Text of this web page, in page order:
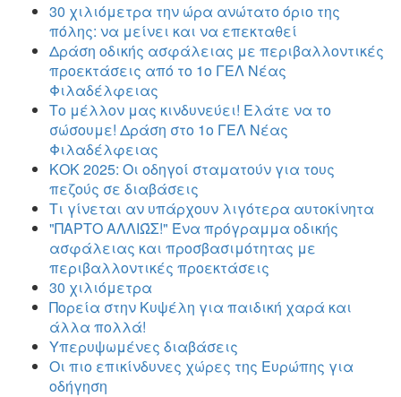
30 χιλιόμετρα την ώρα ανώτατο όριο της
πόλης: να μείνει και να επεκταθεί
Δράση οδικής ασφάλειας με περιβαλλοντικές
προεκτάσεις από το 1ο ΓΕΛ Νέας
Φιλαδέλφειας
Το μέλλον μας κινδυνεύει! Ελάτε να το
σώσουμε! Δράση στο 1ο ΓΕΛ Νέας
Φιλαδέλφειας
ΚΟΚ 2025: Οι οδηγοί σταματούν για τους
πεζούς σε διαβάσεις
Τι γίνεται αν υπάρχουν λιγότερα αυτοκίνητα
"ΠΑΡΤΟ ΑΛΛΙΏΣ!" Ένα πρόγραμμα οδικής
ασφάλειας και προσβασιμότητας με
περιβαλλοντικές προεκτάσεις
30 χιλιόμετρα
Πορεία στην Κυψέλη για παιδική χαρά και
άλλα πολλά!
Υπερυψωμένες διαβάσεις
Οι πιο επικίνδυνες χώρες της Ευρώπης για
οδήγηση